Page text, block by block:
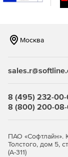
анализа
на рабочей
Москва
8 (495) 232-
8 (800) 200-
ПАО «Софтлайн».
Толстого, дом 5,
(А-311)